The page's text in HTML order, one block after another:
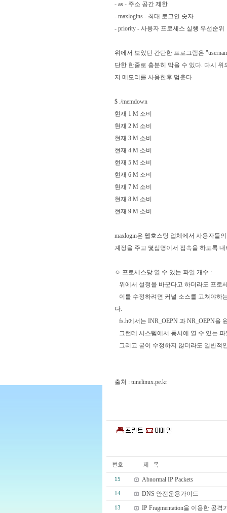
- as - 주소 공간 제한
- maxlogins - 최대 로그인 숫자
- priority - 사용자 프로세스 실행 우선순위
위에서 보았던 간단한 프로그램은
단한 한줄로 충분히 막을 수 있다. 다시
지 메모리를 사용한후 멈춘다.
$ ./memdown
현재 1 M 소비
현재 2 M 소비
현재 3 M 소비
현재 4 M 소비
현재 5 M 소비
현재 6 M 소비
현재 7 M 소비
현재 8 M 소비
현재 9 M 소비
maxlogin은 웹호스팅 업체에서 사용자들
계정을 주고 몇십명이서 접속을 하도록
ㅇ 프로세스당 열 수 있는 파일 개수 :
위에서 설정을 바꾼다고 하더라도 프로
이를 수정하려면 커널 소스를 고쳐야하
다.
fs.h에서는 INR_OEPN 과 NR_OEPN을
그런데 시스템에서 동시에 열 수 있는
그리고 굳이 수정하지 않더라도 일반적
출처 : tunelinux.pe.kr
15 Abnormal IP Packets
14 DNS 안전운용가이드
13 IP Fragmentation을 이용한 공격